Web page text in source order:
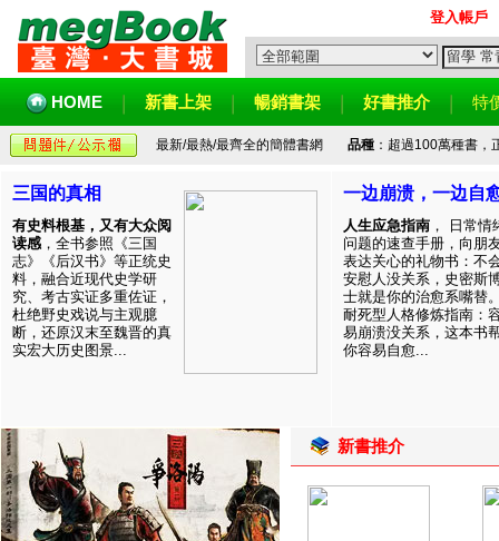
登入帳戶
HOME 新書上架 暢銷書架 好書推介 特
最新/最熱/最齊全的簡體書網 品種：超過100萬種書，
三国的真相
有史料根基，又有大众阅
读感 ，全书参照《三国
志》《后汉书》等正统史
料，融合近现代史学研
究、考古实证多重佐证，
杜绝野史戏说与主观臆
断，还原汉末至魏晋的真
实宏大历史图景...
一边崩溃，一边自
人生应急指南 ， 日常情
问题的速查手册，向朋
表达关心的礼物书：不
安慰人没关系，史密斯
士就是你的治愈系嘴替
耐死型人格修炼指南：
易崩溃没关系，这本书
你容易自愈...
新書推介